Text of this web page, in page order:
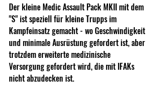
Der kleine Medic Assault Pack MKII mit dem
"S" ist speziell für kleine Trupps im
Kampfeinsatz gemacht - wo Geschwindigkeit
und minimale Ausrüstung gefordert ist, aber
trotzdem erweiterte medizinische
Versorgung gefordert wird, die mit IFAKs
nicht abzudecken ist.